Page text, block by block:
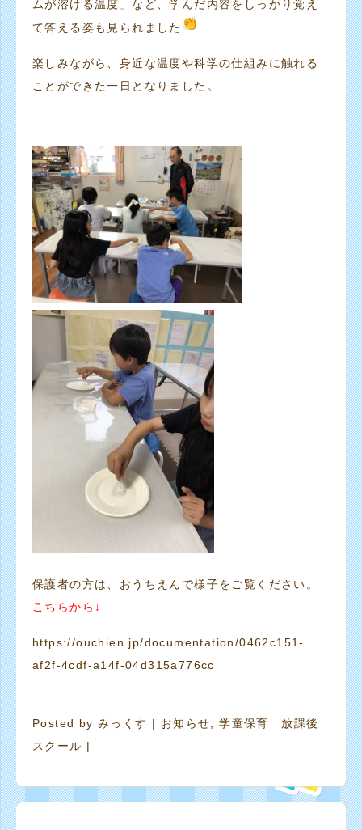
ムが溶ける温度」など、学んだ内容をしっかり覚え
て答える姿も見られました
楽しみながら、 身近な温度や科学の仕組みに触れる
ことができた一日となりました。
保護者の方は、おうちえんで様子をご覧ください。
こちらから↓
https://ouchien.jp/documentation/0462c151-
af2f-4cdf-a14f-04d315a776cc
Posted byみっくす | お知らせ ,学童保育 放課後
スクール |